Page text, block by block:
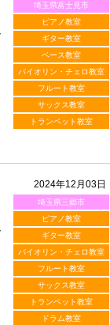
埼玉県富士見市
ピアノ教室
ギター教室
ベース教室
バイオリン・チェロ教室
フルート教室
サックス教室
トランペット教室
2024年12月03日
埼玉県三郷市
ピアノ教室
ギター教室
バイオリン・チェロ教室
フルート教室
サックス教室
トランペット教室
ドラム教室